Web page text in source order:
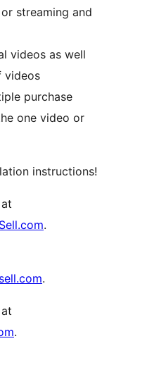
streaming and
videos as well
videos
purchase
one video or
instructions!
.
.
.